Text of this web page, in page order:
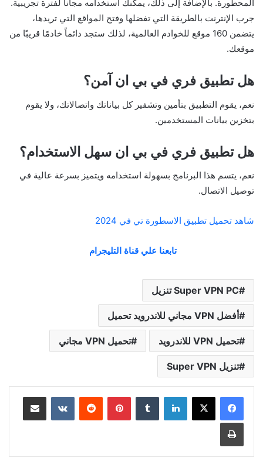
المحظورة. بالإضافة إلى ذلك، يمكنك استخدامه مجاناً لفترة تجريبية.
جرب الإنترنت بالطريقة التي تفضلها وفتح المواقع التي تريدها،
يتضمن 160 موقع للخوادم العالمية، لذلك ستجد دائماً خادمًا قريبًا من
موقعك.
هل تطبيق فري في بي ان آمن؟
نعم، يقوم التطبيق بتأمين وتشفير كل بياناتك واتصالاتك، ولا يقوم
بتخزين بيانات المستخدمين.
هل تطبيق فري في بي ان سهل الاستخدام؟
نعم، يتسم هذا البرنامج بسهولة استخدامه ويتميز بسرعة عالية في
توصيل الاتصال.
شاهد تحميل تطبيق الاسطورة تي في 2024
تابعنا علي قناة التليجرام
Super VPN PC تنزيل
أفضل VPN مجاني للاندرويد تحميل
تحميل VPN للاندرويد تحميل VPN مجاني
تنزيل Super VPN
لينكدإن بينتيريست مشاركة عبر البريد
طباعة